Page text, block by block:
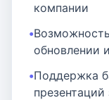
компании
обновлении
Поддержка
презентаций